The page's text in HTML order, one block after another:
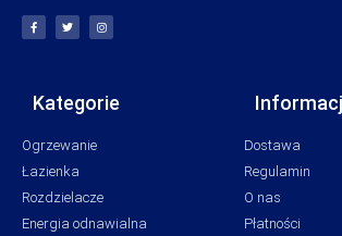
Kategorie
Ogrzewanie
Łazienka
Rozdzielacze
Energia odnawialna
Dostawa
Regulamin
O nas
Płatności